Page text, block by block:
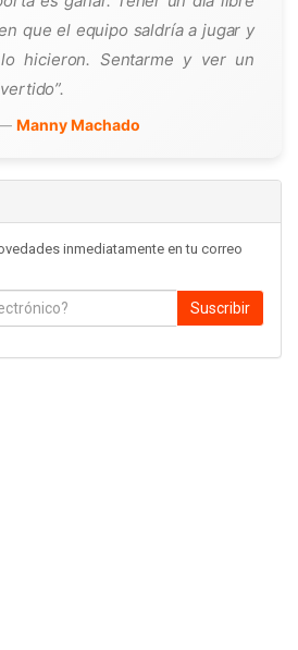
que el equipo saldría a jugar y
hicieron. Sentarme y ver un
Manny Machado
inmediatamente en tu correo
Suscribir